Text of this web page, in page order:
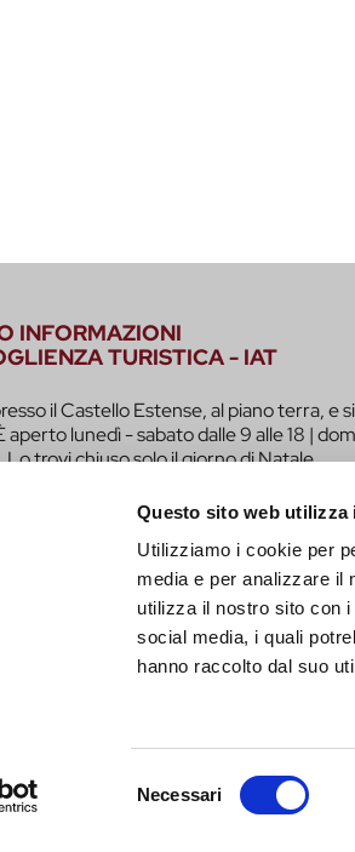
Questo sito web utilizza
Utilizziamo i cookie per
media e per analizzare il
utilizza il nostro sito con
social media, i quali
hanno raccolto dal suo
Necessari
INFORMAZIONI
TURISTICA - IAT
il Castello Estense, al piano terra, e
aperto lunedì - sabato dalle 9 alle 18 |
Lo trovi chiuso solo il giorno di Natale.
0532-419190
TURISTICO E VUOI
DEL PROGETTO INFERRARA?